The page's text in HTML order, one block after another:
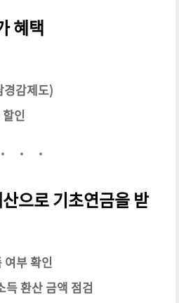
혜택
경감제도)
인
으로 기초연금을 받
여부 확인
득 환산 금액 점검